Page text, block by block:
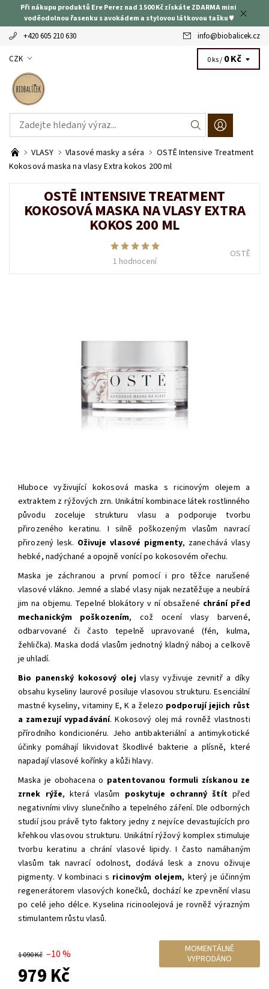
Při nákupu produktů Ere Perez nad 1 500 Kč získáte ZDARMA mini
voděodolnou řasenku s avokádem a stylovou látkovou tašku ♥
+420 605 210 630 info@biobalicek.cz
CZK 0 ks / 0 Kč
VLASY Vlasové masky a séra
OSTĒ Intensive Treatment
Kokosová maska na vlasy Extra kokos 200 ml
OSTĒ INTENSIVE TREATMENT
KOKOSOVÁ MASKA NA VLASY EXTRA
KOKOS 200 ML
1 hodnocení
OSTĒ
Hluboce vyživující kokosová maska s ricinovým olejem a
extraktem z rýžových zrn. Unikátní kombinace látek rostlinného
původu zoceluje strukturu vlasu a podporuje tvorbu
přirozeného keratinu. I silně poškozeným vlasům navrací
přirozený lesk. Oživuje vlasové pigmenty, zanechává vlasy
hebké, nadýchané a opojně vonící po kokosovém ořechu.
Maska je záchranou a první pomocí i pro těžce narušené
vlasové vlákno. Jemné a slabé vlasy nijak nezatěžuje a neubírá
jim na objemu. Tepelné blokátory v ní obsažené chrání před
mechanickým poškozením, což ocení vlasy barvené,
odbarvované či často tepelně upravované (fén, kulma,
žehlička). Maska dodá vlasům jednotný kladný náboj a celkově
je uhladí.
Bio panenský kokosový olejvlasy vyživuje zevnitř a díky
obsahu kyseliny laurové posiluje vlasovou strukturu. Esenciální
mastné kyseliny, vitaminy E, K a železo podporují jejich růst
a zamezují vypadávání. Kokosový olej má rovněž vlastnosti
přírodního kondicionéru. Jeho antibakteriální a antimykotické
účinky pomáhají likvidovat škodlivé bakterie a plísně, které
napadají vlasové kořínky a kůži hlavy.
Maska je obohacena o patentovanou formuli získanou ze
zrnek rýže, která vlasům poskytuje ochranný štítpřed
negativními vlivy slunečního a tepelného záření. Dle odborných
studií jsou právě tyto faktory jedny z nejvíce devastujících pro
křehkou vlasovou strukturu. Unikátní rýžový komplex stimuluje
tvorbu keratinu a chrání vlasové lipidy. I často namáhaným
vlasům tak navrací odolnost, dodává lesk a znovu oživuje
pigmenty. V kombinaci s ricinovým olejem, který je účinným
regenerátorem vlasových konečků, dochází ke zpevnění vlasu
po celé jeho délce. Kyselina ricinoolejová je rovněž výrazným
stimulantem růstu vlasů.
1 090 Kč –10 %
MOMENTÁLNĚ
VYPRODÁNO
979 Kč